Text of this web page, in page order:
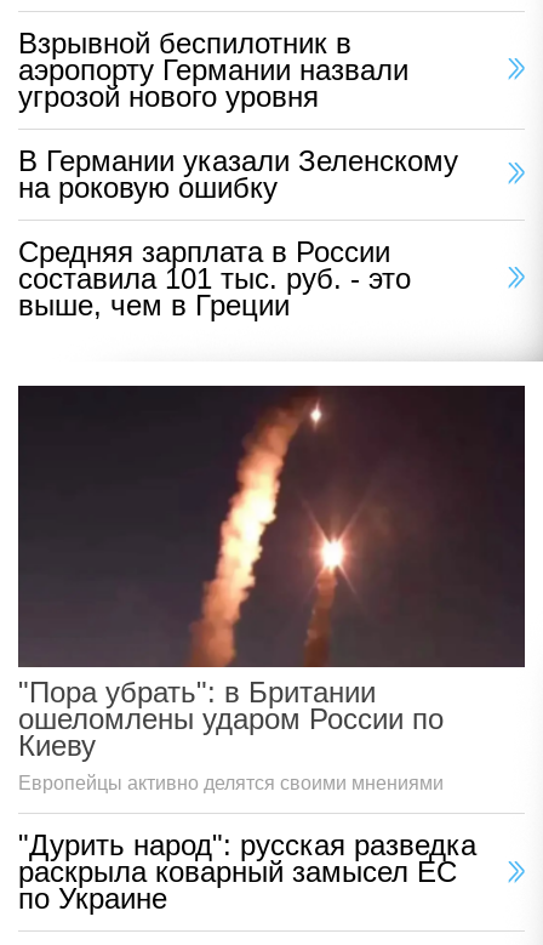
Взрывной беспилотник в
аэропорту Германии назвали
угрозой нового уровня
В Германии указали Зеленскому
на роковую ошибку
Средняя зарплата в России
составила 101 тыс. руб. - это
выше, чем в Греции
"Пора убрать": в Британии
ошеломлены ударом России по
Киеву
Европейцы активно делятся своими мнениями
"Дурить народ": русская разведка
раскрыла коварный замысел ЕС
по Украине